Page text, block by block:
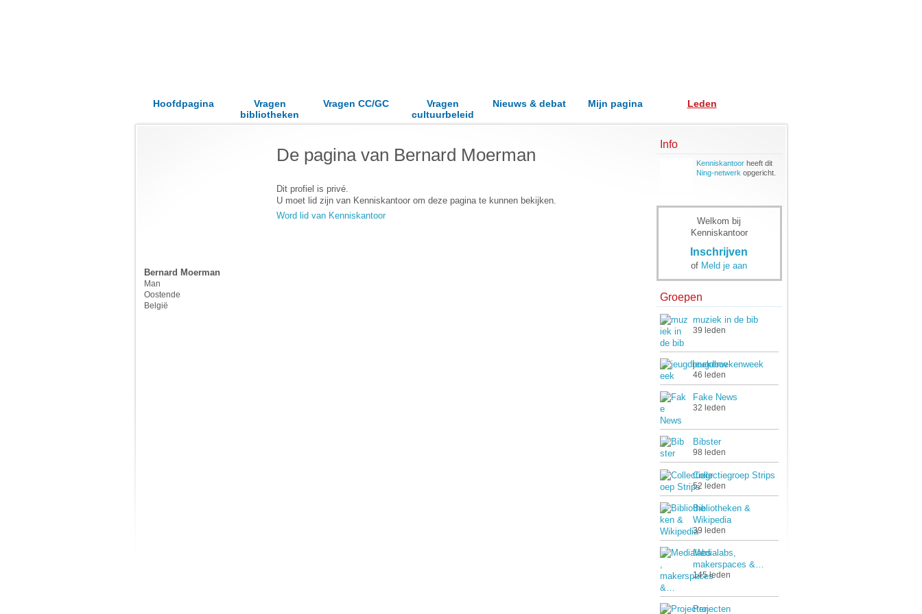
Hoofdpagina
Vragen
bibliotheken
Vragen CC/GC
Vragen
cultuurbeleid
Nieuws & debat Mijn pagina Leden
Bernard Moerman
Man
Oostende
België
De pagina van Bernard Moerman
Dit profiel is privé.
U moet lid zijn van Kenniskantoor om deze pagina te kunnen bekijken.
Word lid van Kenniskantoor
Info
Kenniskantoorheeft dit
Ning-netwerk opgericht.
Welkom bij
Kenniskantoor
Inschrijven
of Meld je aan
Groepen
muziek in de bib
39 leden
jeugdboekenweek
46 leden
Fake News
32 leden
Bibster
98 leden
Collectiegroep Strips
52 leden
Bibliotheken &
Wikipedia
39 leden
Medialabs,
makerspaces &…
145 leden
Projecten